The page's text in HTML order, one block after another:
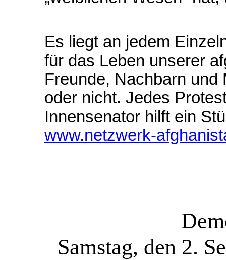
Es liegt an jedem
für das Leben unserer
Freunde, Nachbarn und
oder nicht. Jedes
Innensenator hilft ein
www.netzwerk-
Samstag, den 2.